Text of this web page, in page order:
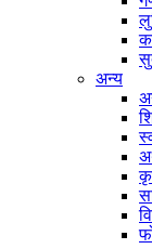
अन्य